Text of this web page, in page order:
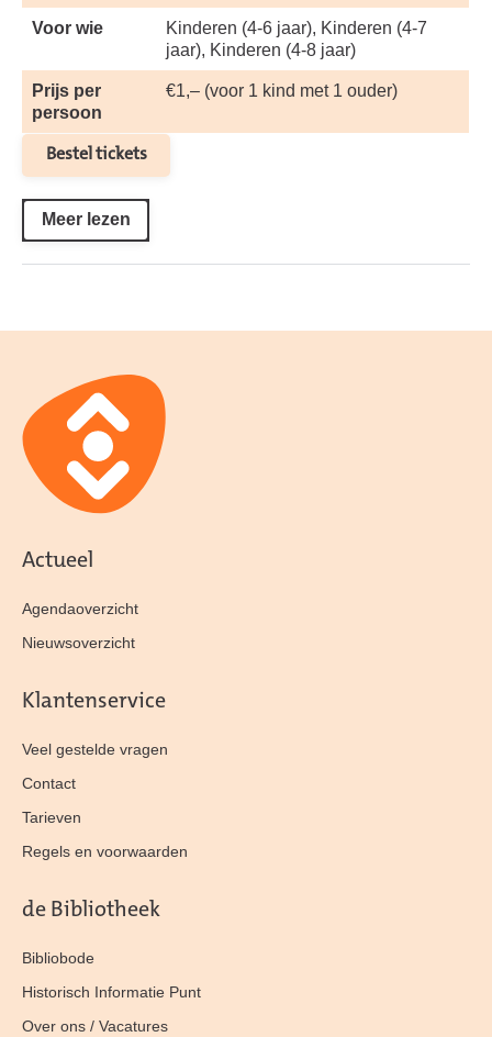
Voor wie
Kinderen (4-6 jaar), Kinderen (4-7
jaar), Kinderen (4-8 jaar)
Prijs per
persoon
€1,– (voor 1 kind met 1 ouder)
Bestel tickets
Meer lezen
Actueel
Agendaoverzicht
Nieuwsoverzicht
Klantenservice
Veel gestelde vragen
Contact
Tarieven
Regels en voorwaarden
de Bibliotheek
Bibliobode
Historisch Informatie Punt
Over ons / Vacatures